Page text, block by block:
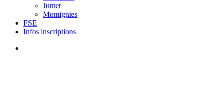
Jumet
Momignies
FSE
Infos inscriptions